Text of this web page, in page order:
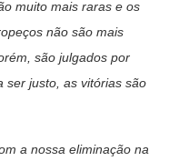
muito mais raras e os
não são mais
são julgados por
ser justo, as vitórias são
a nossa eliminação na